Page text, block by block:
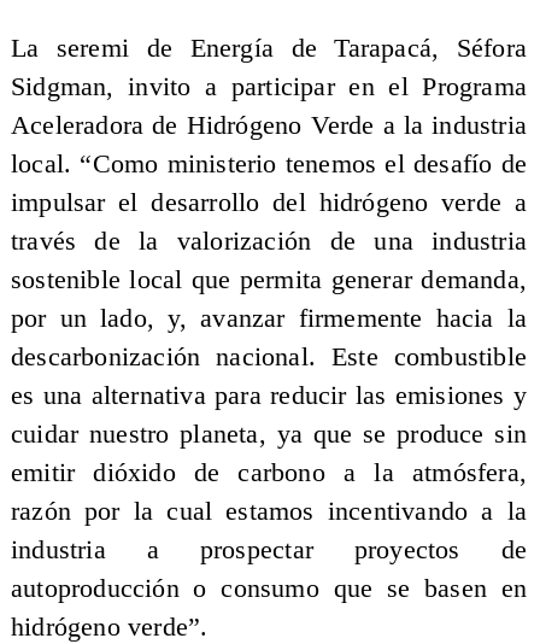
La seremi de Energía de Tarapacá, Séfora
Sidgman, invito a participar en el Programa
Aceleradora de Hidrógeno Verde a la industria
local. “Como ministerio tenemos el desafío de
impulsar el desarrollo del hidrógeno verde a
través de la valorización de una industria
sostenible local que permita generar demanda,
por un lado, y, avanzar firmemente hacia la
descarbonización nacional. Este combustible
es una alternativa para reducir las emisiones y
cuidar nuestro planeta, ya que se produce sin
emitir dióxido de carbono a la atmósfera,
razón por la cual estamos incentivando a la
industria a prospectar proyectos de
autoproducción o consumo que se basen en
hidrógeno verde”.